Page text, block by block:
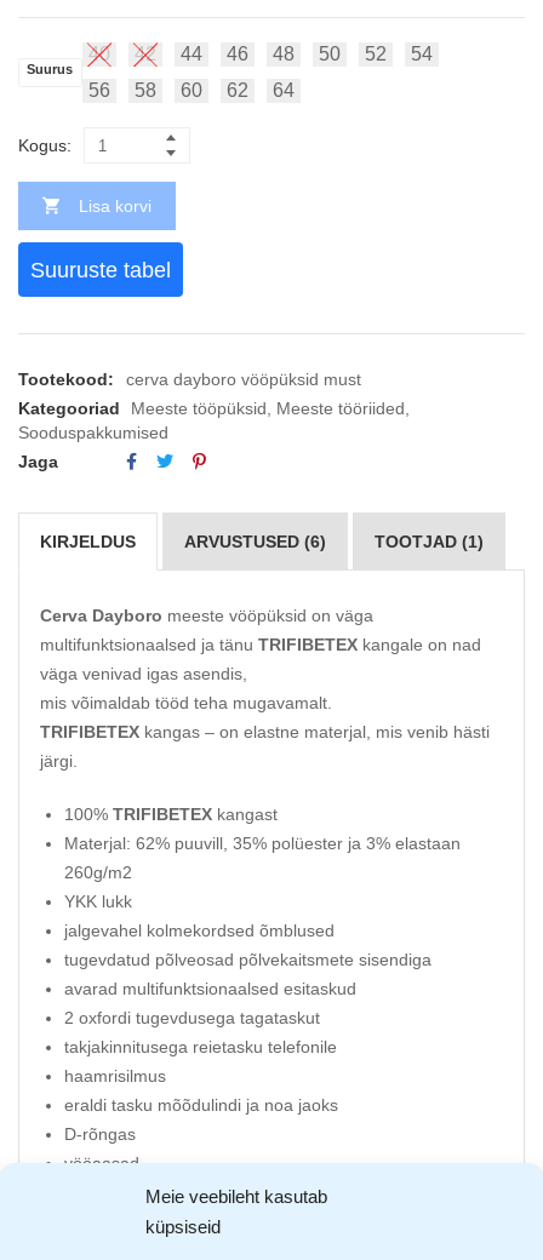
Meie veebileht kasutab
küpsiseid
Suurus
40 42 44 46 48 50 52
54
56
58 60 62 64
Kogus:
Lisa korvi
Suuruste tabel
Tootekood:
cerva dayboro vööpüksid must
Kategooriad
Meeste tööpüksid Meeste tööriided
Sooduspakkumised
Jaga
KIRJELDUS ARVUSTUSED (6) TOOTJAD (1)
Cerva Dayboro meeste vööpüksid on väga
multifunktsionaalsed ja tänu TRIFIBETEX kangale on nad
väga venivad igas asendis,
mis võimaldab tööd teha mugavamalt.
TRIFIBETEX kangas – on elastne materjal, mis venib hästi
järgi.
100% TRIFIBETEX kangast
Materjal: 62% puuvill, 35% polüester ja 3% elastaan
260g/m2
YKK lukk
jalgevahel kolmekordsed õmblused
tugevdatud põlveosad põlvekaitsmete sisendiga
avarad multifunktsionaalsed esitaskud
2 oxfordi tugevdusega tagataskut
takjakinnitusega reietasku telefonile
haamrisilmus
eraldi tasku mõõdulindi ja noa jaoks
D-rõngas
vööaasad
reflektorelemendid
võimalus pikendada pükse 5 cm võrra